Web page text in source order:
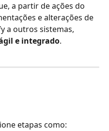
a partir de ações do
e alterações de
a outros sistemas,
e integrado.
etapas como: